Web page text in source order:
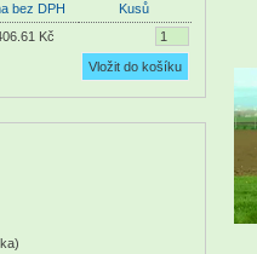
bez DPH
Kusů
Kč